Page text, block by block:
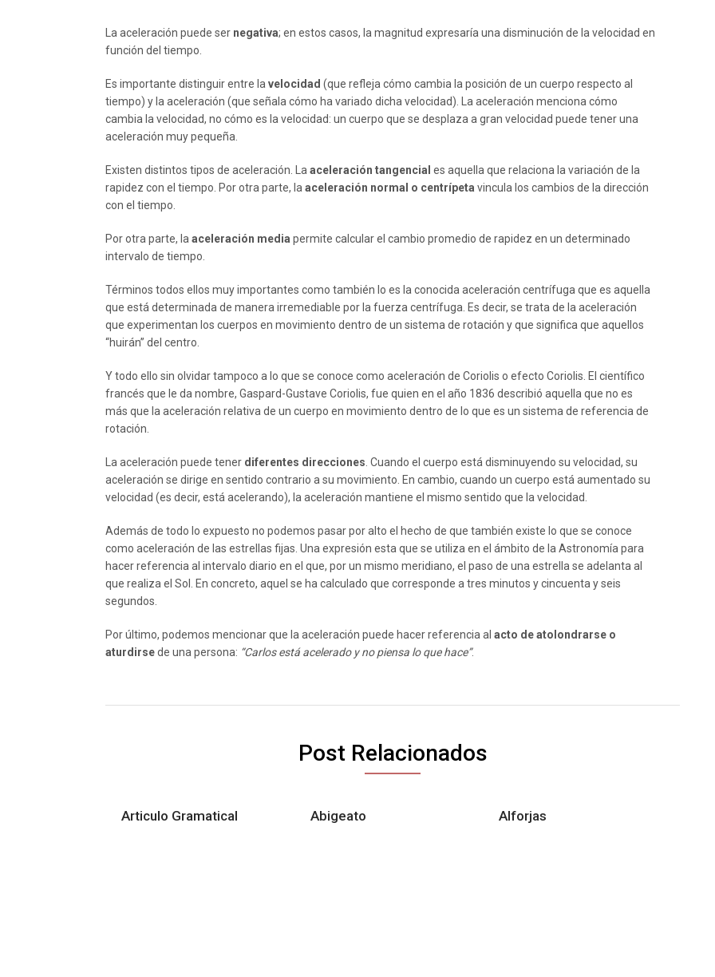
La aceleración puede ser negativa; en estos casos, la magnitud expresaría una disminución de la velocidad en
función del tiempo.
Es importante distinguir entre la velocidad (que refleja cómo cambia la posición de un cuerpo respecto al
tiempo) y la aceleración (que señala cómo ha variado dicha velocidad). La aceleración menciona cómo
cambia la velocidad, no cómo es la velocidad: un cuerpo que se desplaza a gran velocidad puede tener una
aceleración muy pequeña.
Existen distintos tipos de aceleración. La aceleración tangencial es aquella que relaciona la variación de la
rapidez con el tiempo. Por otra parte, la aceleración normal o centrípeta vincula los cambios de la dirección
con el tiempo.
Por otra parte, la aceleración media permite calcular el cambio promedio de rapidez en un determinado
intervalo de tiempo.
Términos todos ellos muy importantes como también lo es la conocida aceleración centrífuga que es aquella
que está determinada de manera irremediable por la fuerza centrífuga. Es decir, se trata de la aceleración
que experimentan los cuerpos en movimiento dentro de un sistema de rotación y que significa que aquellos
“huirán” del centro.
Y todo ello sin olvidar tampoco a lo que se conoce como aceleración de Coriolis o efecto Coriolis. El científico
francés que le da nombre, Gaspard-Gustave Coriolis, fue quien en el año 1836 describió aquella que no es
más que la aceleración relativa de un cuerpo en movimiento dentro de lo que es un sistema de referencia de
rotación.
La aceleración puede tener diferentes direcciones . Cuando el cuerpo está disminuyendo su velocidad, su
aceleración se dirige en sentido contrario a su movimiento. En cambio, cuando un cuerpo está aumentado su
velocidad (es decir, está acelerando), la aceleración mantiene el mismo sentido que la velocidad.
Además de todo lo expuesto no podemos pasar por alto el hecho de que también existe lo que se conoce
como aceleración de las estrellas fijas. Una expresión esta que se utiliza en el ámbito de la Astronomía para
hacer referencia al intervalo diario en el que, por un mismo meridiano, el paso de una estrella se adelanta al
que realiza el Sol. En concreto, aquel se ha calculado que corresponde a tres minutos y cincuenta y seis
segundos.
Por último, podemos mencionar que la aceleración puede hacer referencia al acto de atolondrarse o
aturdirsede una persona: “Carlos está acelerado y no piensa lo que hace”.
Post Relacionados
Articulo Gramatical Abigeato Alforjas